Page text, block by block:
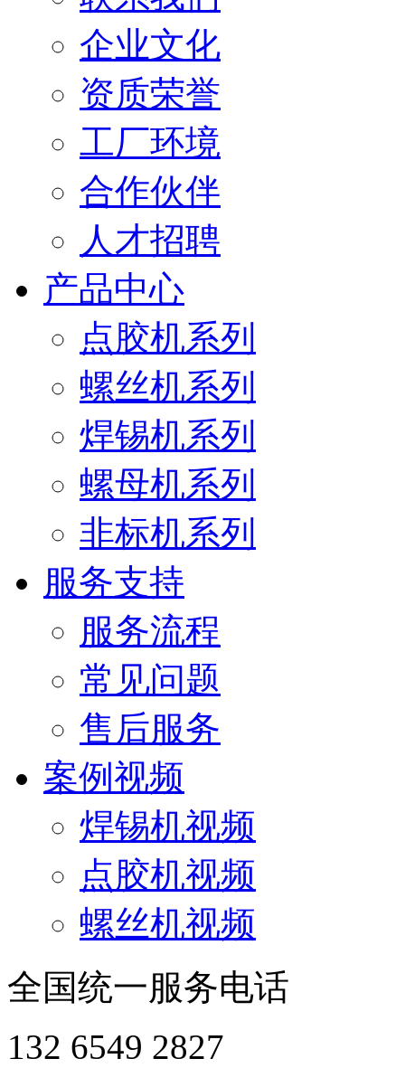
企业文化
资质荣誉
工厂环境
合作伙伴
人才招聘
产品中心
点胶机系列
螺丝机系列
焊锡机系列
螺母机系列
非标机系列
服务支持
服务流程
常见问题
售后服务
案例视频
焊锡机视频
点胶机视频
螺丝机视频
全国统一服务电话
132 6549 2827